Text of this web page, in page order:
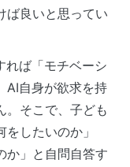
ば良いと思ってい
れば「モチベーシ
AI自身が欲求を持
。そこで、子ども
したいのか」
か」と自問自答す